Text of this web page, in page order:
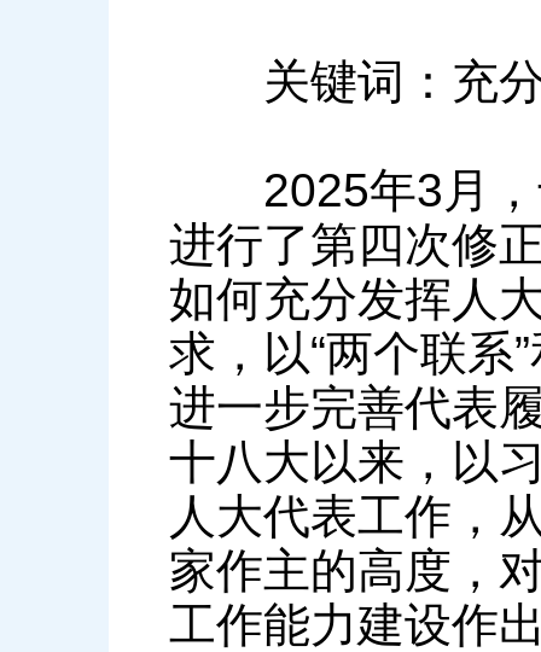
关键词：充分
2025年3月，
进行了第四次修
如何充分发挥人
求，以“两个联系
进一步完善代表
十八大以来，以
人大代表工作，
家作主的高度，
工作能力建设作